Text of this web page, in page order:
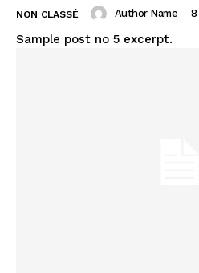
NON CLASSÉ Author Name - 8
Sample post no 5 excerpt.